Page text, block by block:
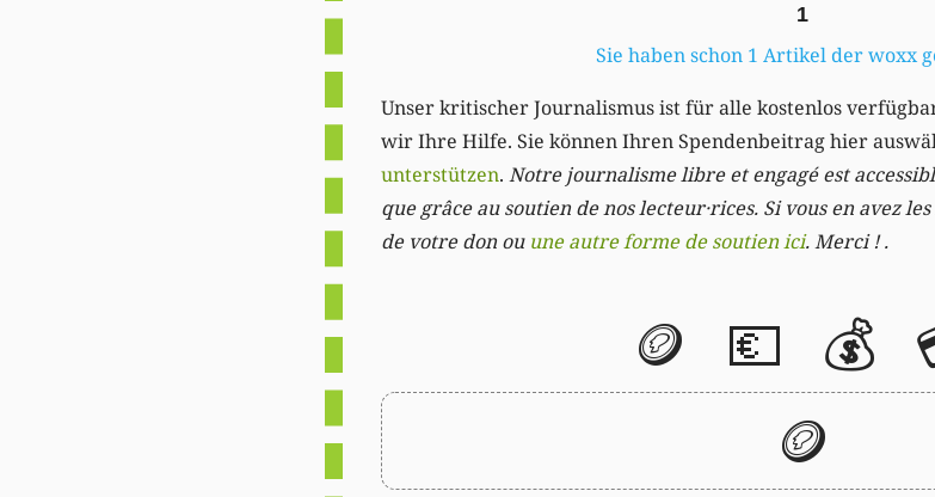
1
Sie haben schon 1 Artikel der woxx
Unser kritischer Journalismus ist für alle kostenlos
wir Ihre Hilfe. Sie können Ihren Spendenbeitrag hier
unterstützen. Notre journalisme libre et engagé est
que grâce au soutien de nos lecteur·rices. Si vous en avez
de votre don ou une autre forme de soutien ici. Merci ! .
🪙 💶 💰
🪙